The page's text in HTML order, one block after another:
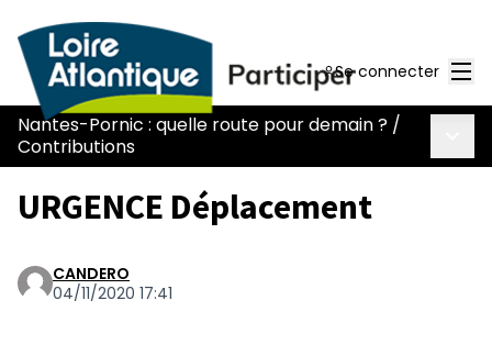
Se connecter
Nantes-Pornic : quelle route pour demain ? /
Contributions
URGENCE Déplacement
CANDERO
04/11/2020 17:41